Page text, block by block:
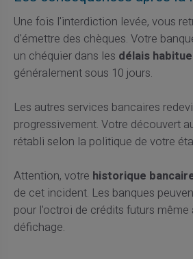
Une fois l'interdiction levée, vous
d'émettre des chèques. Votre
un chéquier dans les délais
généralement sous 10 jours.
Les autres services bancaires
progressivement. Votre découvert
rétabli selon la politique de votre
Attention, votre historique
de cet incident. Les banques
pour l'octroi de crédits futurs même
défichage.